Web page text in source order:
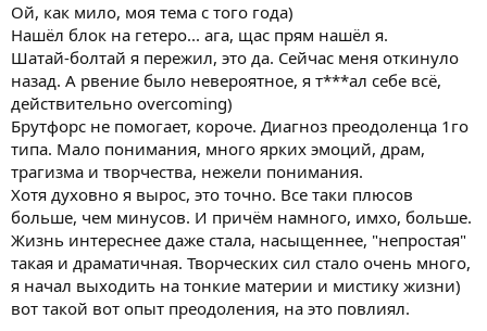
Ой, как мило, моя тема с того года)
Нашёл блок на гетеро... ага, щас прям нашёл я.
Шатай-болтай я пережил, это да. Сейчас меня откинуло
назад. А рвение было невероятное, я т***ал себе всё,
действительно overcoming)
Брутфорс не помогает, короче. Диагноз преодоленца 1го
типа. Мало понимания, много ярких эмоций, драм,
трагизма и творчества, нежели понимания.
Хотя духовно я вырос, это точно. Все таки плюсов
больше, чем минусов. И причём намного, имхо, больше.
Жизнь интереснее даже стала, насыщеннее, "непростая"
такая и драматичная. Творческих сил стало очень много,
я начал выходить на тонкие материи и мистику жизни)
вот такой вот опыт преодоления, на это повлиял.